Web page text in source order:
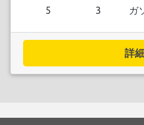
5 3 ガ
詳